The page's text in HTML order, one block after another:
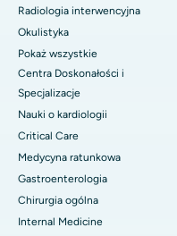
Radiologia interwencyjna
Okulistyka
Pokaż wszystkie
Centra Doskonałości i
Specjalizacje
Nauki o kardiologii
Critical Care
Medycyna ratunkowa
Gastroenterologia
Chirurgia ogólna
Internal Medicine